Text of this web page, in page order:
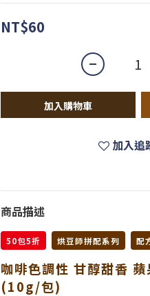
NT$60
加入購物車
加入追
商品描述
50包5折 烘豆師拼配系列 配
咖啡色調性 甘醇甜香
(10g/包)